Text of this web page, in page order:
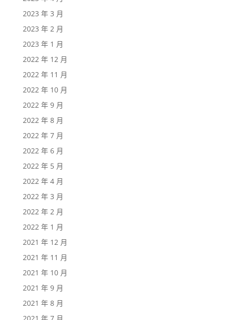
2023 年 3 月
2023 年 2 月
2023 年 1 月
2022 年 12 月
2022 年 11 月
2022 年 10 月
2022 年 9 月
2022 年 8 月
2022 年 7 月
2022 年 6 月
2022 年 5 月
2022 年 4 月
2022 年 3 月
2022 年 2 月
2022 年 1 月
2021 年 12 月
2021 年 11 月
2021 年 10 月
2021 年 9 月
2021 年 8 月